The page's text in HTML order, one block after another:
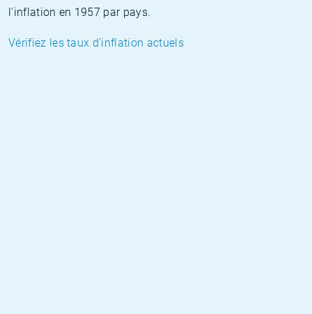
l'inflation en 1957 par pays.
Vérifiez les taux d'inflation actuels